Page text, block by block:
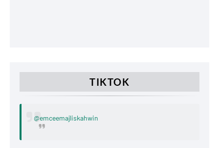
TIKTOK
@emceemajliskahwin